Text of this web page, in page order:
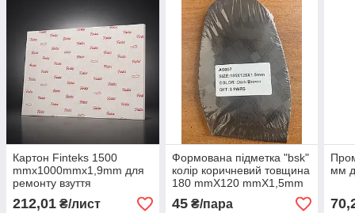
Картон Finteks 1500
mmx1000mmx1,9mm для
ремонту взуття
212,01 ₴/лист
Формована підметка "bsk"
колір коричневий товщина
180 mmX120 mmX1,5mm
45₴/пара
мм